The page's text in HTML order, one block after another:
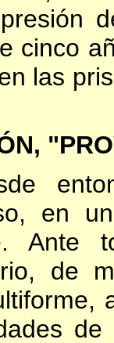
cinco
las
en
de